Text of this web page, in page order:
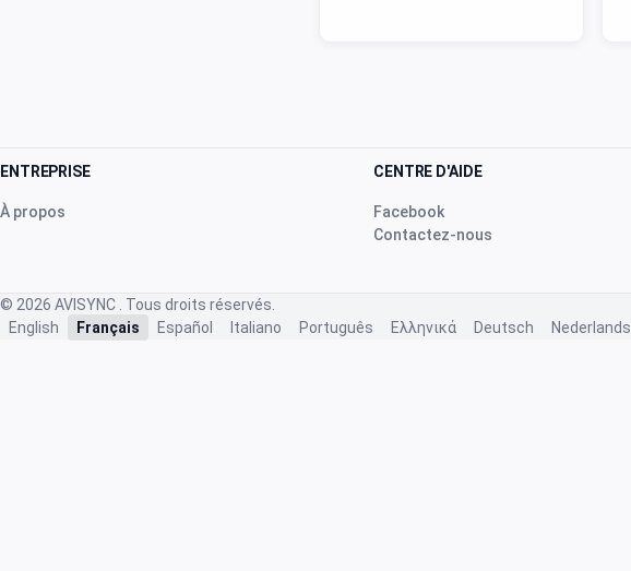
ENTREPRISE
À propos
CENTRE D'AIDE
Facebook
Contactez-nous
© 2026 AVISYNC
. Tous droits réservés.
English
Français Español Italiano Português Ελληνικά Deutsch Nederlands